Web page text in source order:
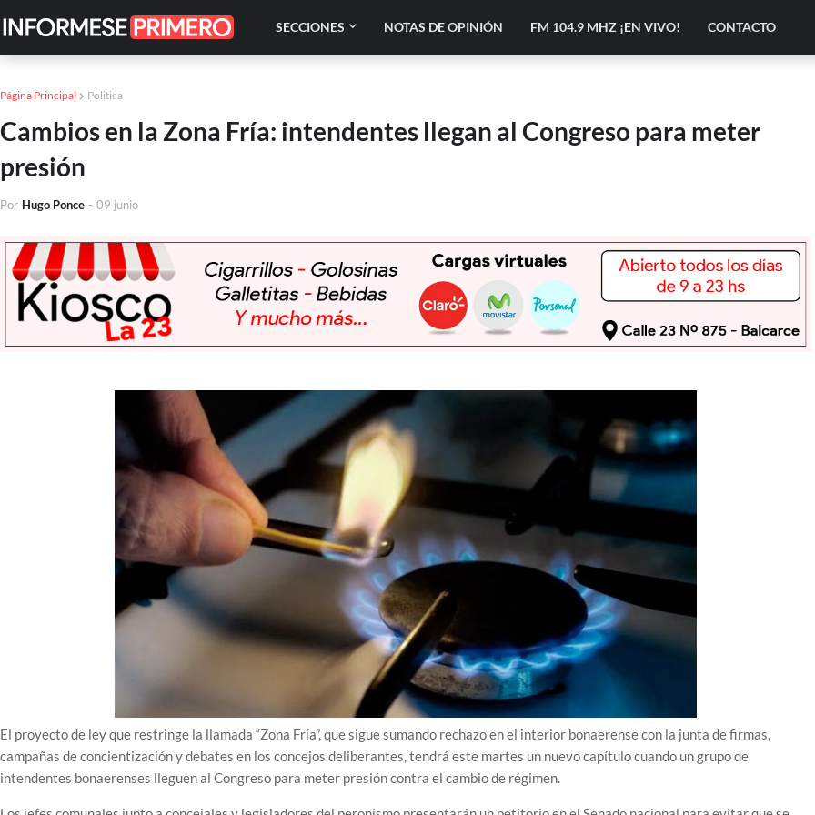
SECCIONES NOTAS DE OPINIÓN FM 104.9 MHZ ¡EN VIVO! CONTACTO
Página Principal Politica
Cambios en la Zona Fría: intendentes llegan al Congreso para meter
presión
Por Hugo Ponce - 09 junio
El proyecto de ley que restringe la llamada “Zona Fría”, que sigue sumando rechazo en el interior bonaerense con la junta de firmas,
campañas de concientización y debates en los concejos deliberantes, tendrá este martes un nuevo capítulo cuando un grupo de
intendentes bonaerenses lleguen al Congreso para meter presión contra el cambio de régimen.